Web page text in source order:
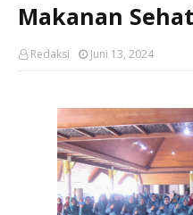
Makanan
Redaksi Juni 13, 2024